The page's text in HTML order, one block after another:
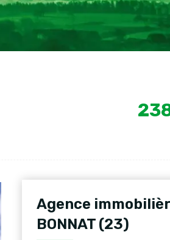
Agence
BONNAT (23)